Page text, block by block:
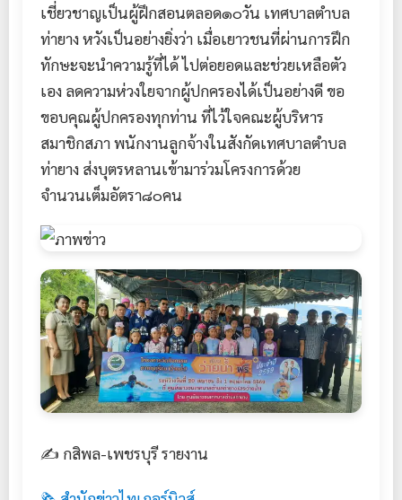
เชี่ยวชาญเป็นผู้ฝึกสอนตลอด๑๐วัน เทศบาลตำบล
ท่ายาง หวังเป็นอย่างยิ่งว่า เมื่อเยาวชนที่ผ่านการฝึก
ทักษะจะนำความรู้ที่ได้ ไปต่อยอดและช่วยเหลือตัว
เอง ลดความห่วงใยจากผู้ปกครองได้เป็นอย่างดี ขอ
ขอบคุณผู้ปกครองทุกท่าน ที่ไว้ใจคณะผู้บริหาร
สมาชิกสภา พนักงานลูกจ้างในสังกัดเทศบาลตำบล
ท่ายาง ส่งบุตรหลานเข้ามาร่วมโครงการด้วย
จำนวนเต็มอัตรา๘๐คน
✍️ กสิพล-เพชรบุรี รายงาน